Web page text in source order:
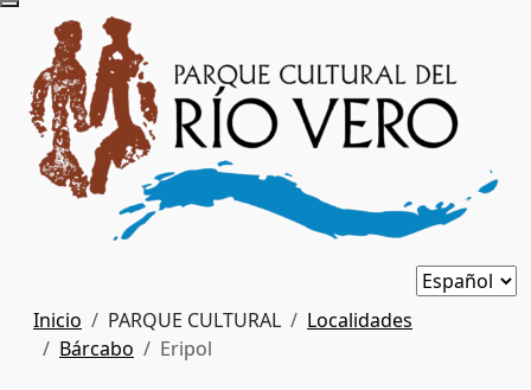
Inicio PARQUE CULTURAL
Localidades
Bárcabo
Eripol